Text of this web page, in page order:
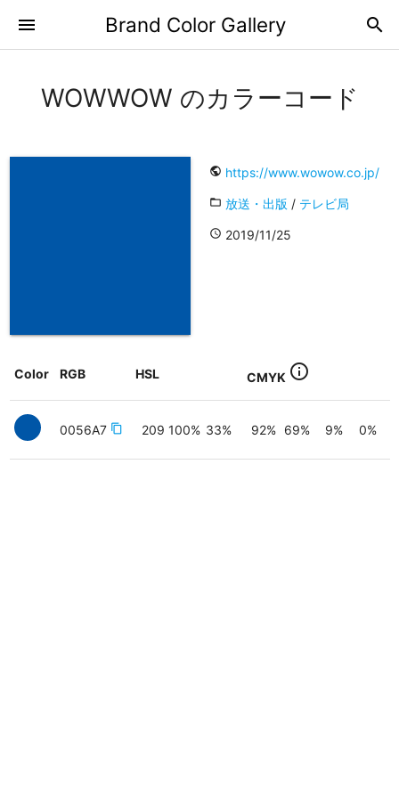
Brand Color Gallery search
menu
WOWWOW のカラーコード
public https://www.wowow.co.jp/
folder_open 放送・出版 / テレビ局
access_time 2019/11/25
Color RGB HSL CMYK info_outline
0056A7 content_copy 209 100% 33% 92% 69% 9% 0%